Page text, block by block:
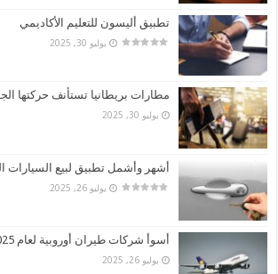
تطبيق أليسون للتعليم الأكاديمي
يوليو 30, 2025
مطارات بريطانيا تستأنف حركتها
يوليو 30, 2025
أشهر وأشمل تطبيق لبيع السيارات
يوليو 26, 2025
أسوأ شركات طيران أوروبية لعام 2025
يوليو 26, 2025